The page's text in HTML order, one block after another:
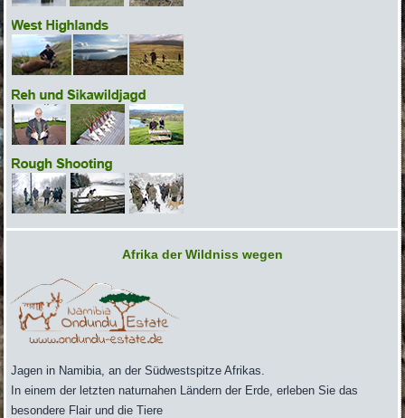
Afrika der Wildniss wegen
Jagen in Namibia, an der Südwestspitze Afrikas.
In einem der letzten naturnahen Ländern der Erde, erleben Sie das
besondere Flair und die Tiere